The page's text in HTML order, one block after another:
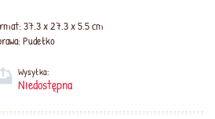
37.3 x 27.3 x 5.5 cm
Pudełko
Wysyłka:
Niedostępna